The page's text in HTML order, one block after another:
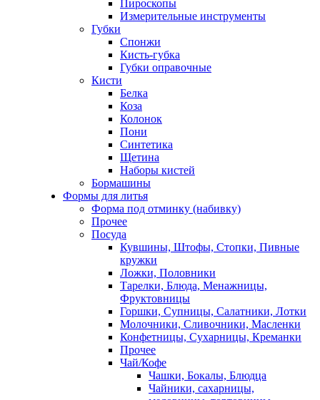
Пироскопы
Измерительные инструменты
Губки
Спонжи
Кисть-губка
Губки оправочные
Кисти
Белка
Коза
Колонок
Пони
Синтетика
Щетина
Наборы кистей
Бормашины
Формы для литья
Форма под отминку (набивку)
Прочее
Посуда
Кувшины, Штофы, Стопки, Пивные
кружки
Ложки, Половники
Тарелки, Блюда, Менажницы,
Фруктовницы
Горшки, Супницы, Салатники, Лотки
Молочники, Сливочники, Масленки
Конфетницы, Сухарницы, Креманки
Прочее
Чай/Кофе
Чашки, Бокалы, Блюдца
Чайники, сахарницы,